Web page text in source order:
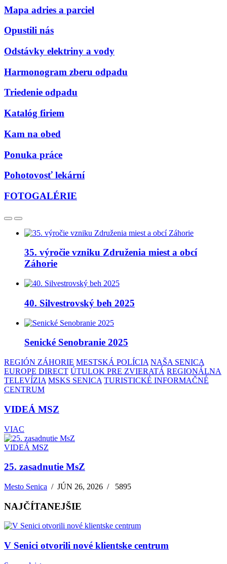
Mapa adries a parciel
Opustili nás
Odstávky elektriny a vody
Harmonogram zberu odpadu
Triedenie odpadu
Katalóg firiem
Kam na obed
Ponuka práce
Pohotovosť lekární
FOTOGALÉRIE
35. výročie vzniku Združenia miest a obcí
Záhorie
40. Silvestrovský beh 2025
Senické Senobranie 2025
REGIÓN ZÁHORIE MESTSKÁ POLÍCIA NAŠA SENICA
EUROPE DIRECT ÚTULOK PRE ZVIERATÁ REGIONÁLNA
TELEVÍZIA MSKS SENICA TURISTICKÉ INFORMAČNÉ
CENTRUM
VIDEÁ MSZ
VIAC
VIDEÁ MSZ
25. zasadnutie MsZ
Mesto Senica /JÚN 26, 2026 / 5895
NAJČÍTANEJŠIE
V Senici otvorili nové klientske centrum